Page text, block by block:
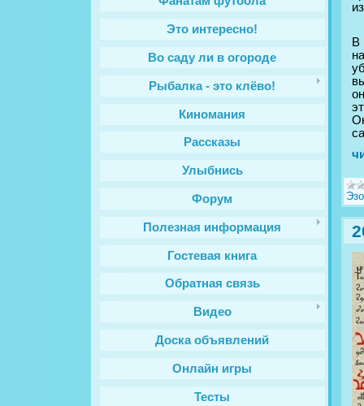
Это интересно!
Во саду ли в огороде
Рыбалка - это клёво!
Киномания
Рассказы
Улыбнись
Форум
Полезная информация
Гостевая книга
Обратная связь
Видео
Доска объявлений
Онлайн игры
Тесты
В